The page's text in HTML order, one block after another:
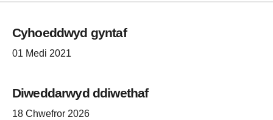
Cyhoeddwyd gyntaf
01 Medi 2021
Diweddarwyd ddiwethaf
18 Chwefror 2026